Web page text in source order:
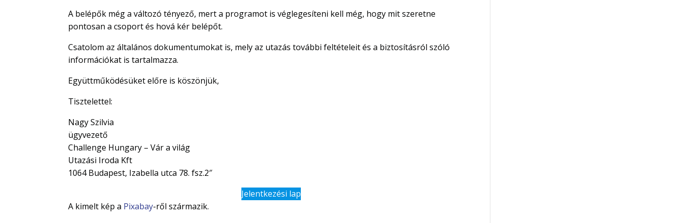
A belépők még a változó tényező, mert a programot is véglegesíteni kell még, hogy mit szeretne
pontosan a csoport és hová kér belépőt.
Csatolom az általános dokumentumokat is, mely az utazás további feltételeit és a biztosításról szóló
információkat is tartalmazza.
Együttműködésüket előre is köszönjük,
Tisztelettel:
Nagy Szilvia
ügyvezető
Challenge Hungary – Vár a világ
Utazási Iroda Kft
1064 Budapest, Izabella utca 78. fsz.2″
Jelentkezési lap
A kimelt kép a Pixabay-ről származik.